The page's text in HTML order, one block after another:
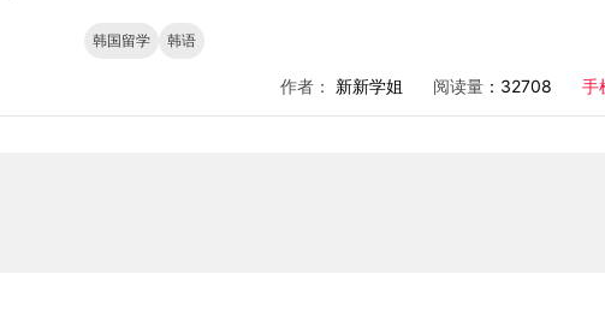
韩国留学 韩语
作者： 新新学姐 阅读量 ：32708 手